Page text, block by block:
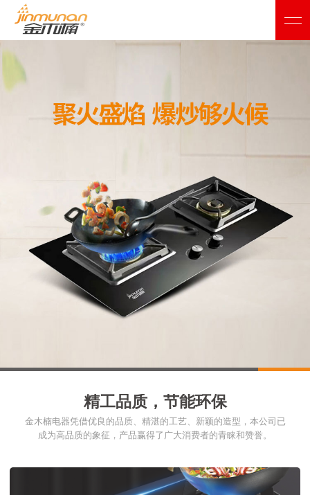
精工品质，节能环保
金木楠电器凭借优良的品质、精湛的工艺、新颖的造型，本公司已
成为高品质的象征，产品赢得了广大消费者的青睐和赞誉。